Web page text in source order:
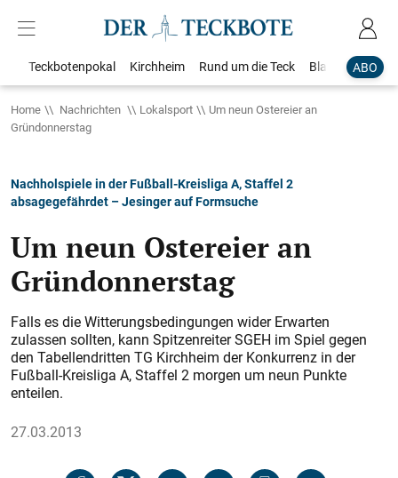
ABO
Teckbotenpokal Kirchheim Rund um die Teck Blaulicht
Home Nachrichten Lokalsport
Um neun Ostereier an
Gründonnerstag
Nachholspiele in der Fußball-Kreisliga A, Staffel 2
absagegefährdet – Jesinger auf Formsuche
Um neun Ostereier an
Gründonnerstag
Falls es die Witterungsbedingungen wider Erwarten
zulassen sollten, kann Spitzenreiter SGEH im Spiel gegen
den Tabellendritten TG Kirchheim der Konkurrenz in der
Fußball-Kreisliga A, Staffel 2 morgen um neun Punkte
enteilen.
27.03.2013